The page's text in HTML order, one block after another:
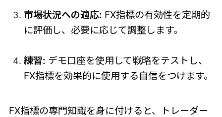
市場状況への適応: FX指標の有効性を定期的
に評価し、必要に応じて調整します。
練習: デモ口座を使用して戦略をテストし、
FX指標を効果的に使用する自信をつけます。
FX指標の専門知識を身に付けると、トレーダー